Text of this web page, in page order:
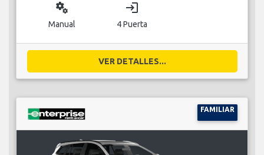
miscellaneous_services
Manual
login
4 Puerta
VER DETALLES...
FAMILIAR